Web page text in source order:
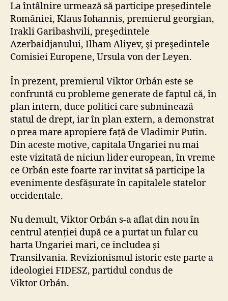
La întâlnire urmează să participe președintele
României, Klaus Iohannis, premierul georgian,
Irakli Garibashvili, preşedintele
Azerbaidjanului, Ilham Aliyev, şi preşedintele
Comisiei Europene, Ursula von der Leyen.
În prezent, premierul Viktor Orbán este se
confruntă cu probleme generate de faptul că, în
plan intern, duce politici care subminează
statul de drept, iar în plan extern, a demonstrat
o prea mare apropiere față de Vladimir Putin.
Din aceste motive, capitala Ungariei nu mai
este vizitată de niciun lider european, în vreme
ce Orbán este foarte rar invitat să participe la
evenimente desfășurate în capitalele statelor
occidentale.
Nu demult, Viktor Orbán s-a aflat din nou în
centrul atenției după ce a purtat un fular cu
harta Ungariei mari, ce includea și
Transilvania. Revizionismul istoric este parte a
ideologiei FIDESZ, partidul condus de
Viktor Orbán.